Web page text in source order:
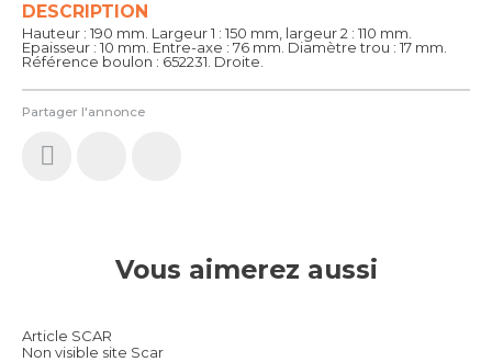
Partager l'annonce
DESCRIPTION
Hauteur : 190 mm. Largeur 1 : 150 mm, largeur 2 : 110 mm.
Epaisseur : 10 mm. Entre-axe : 76 mm. Diamètre trou : 17 mm.
Référence boulon : 652231. Droite.
Vous aimerez aussi
Article SCAR
Non visible site Scar